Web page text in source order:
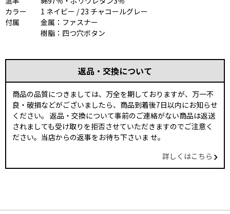
カラー
1 ネイビー / 23 チャコールグレー
付属
金属：ファスナー
樹脂：四つ穴ボタン
返品・交換について
商品の品質につきましては、万全を期しておりますが、万一不
良・破損などがございましたら、商品到着後7日以内にお知らせ
ください。 返品・交換について事前のご連絡がない商品は返送
されましても受け取りを拒否させていただきますのでご注意く
ださい。当店からの返事をお待ち下さいま せ。
詳しくはこちら